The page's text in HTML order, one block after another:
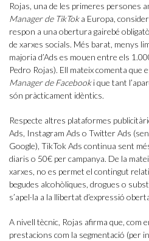
Rojas, una de les primeres persones
Manager de TikToka Europa,
respon a una obertura gairebé
de xarxes socials. Més barat, menys
majoria d’Ads es mouen entre els
Pedro Rojas). Ell mateix comenta que
Manager de Facebooki que tant
són pràcticament idèntics.
Respecte altres plataformes
Ads, Instagram Ads o Twitter Ads
Google), TikTok Ads continua sent
diaris o 50€ per campanya. De la
xarxes, no es permet el contingut
begudes alcohòliques, drogues o
s’apel·la a la llibertat d’expressió
A nivell tècnic, Rojas afirma que, com
prestacions com la segmentació (per